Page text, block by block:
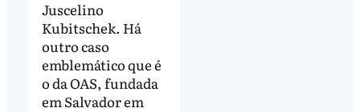
Juscelino
Kubitschek. Há
outro caso
emblemático que é
o da OAS, fundada
em Salvador em